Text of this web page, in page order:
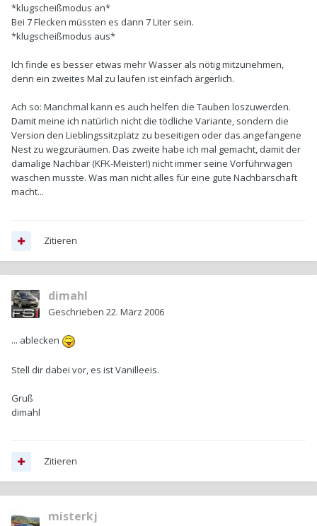
*klugscheißmodus an*
Bei 7 Flecken müssten es dann 7 Liter sein.
*klugscheißmodus aus*
Ich finde es besser etwas mehr Wasser als nötig mitzunehmen,
denn ein zweites Mal zu laufen ist einfach ärgerlich.
Ach so: Manchmal kann es auch helfen die Tauben loszuwerden.
Damit meine ich natürlich nicht die tödliche Variante, sondern die
Version den Lieblingssitzplatz zu beseitigen oder das angefangene
Nest zu wegzuräumen. Das zweite habe ich mal gemacht, damit der
damalige Nachbar (KFK-Meister!) nicht immer seine Vorführwagen
waschen musste. Was man nicht alles für eine gute Nachbarschaft
macht...
Zitieren
dimahl
Geschrieben 22. März 2006
... ablecken
Stell dir dabei vor, es ist Vanilleeis.
Gruß
dimahl
Zitieren
misterkj